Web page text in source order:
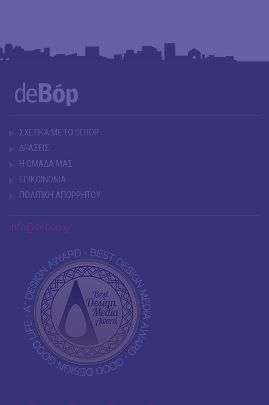
ΣΧΕΤΙΚΑ ΜΕ ΤΟ DEBOP
ΔΡΑΣΕΙΣ
Η ΟΜΑΔΑ ΜΑΣ
ΕΠΙΚΟΙΝΩΝΙΑ
ΠΟΛΙΤΙΚΗ ΑΠΟΡΡΗΤΟΥ
info@debop.gr